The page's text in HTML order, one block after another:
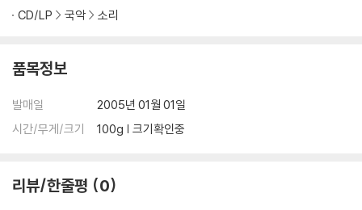
CD/LP 국악 소리
품목정보
발매일
2005년 01월 01일
시간/무게/크기
100g | 크기확인중
리뷰/한줄평 0